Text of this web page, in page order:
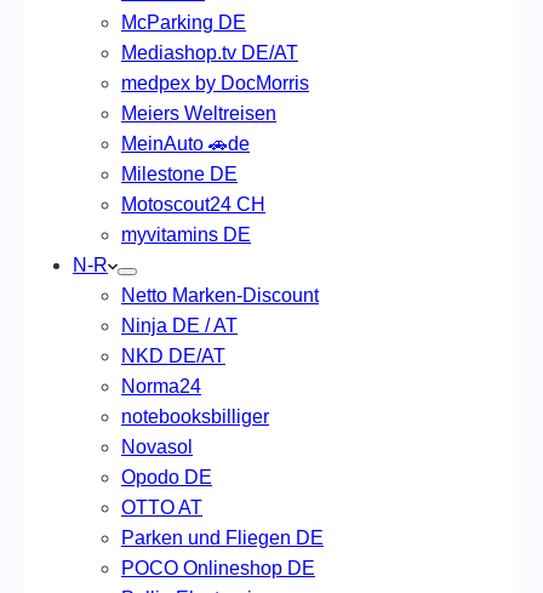
McParking DE
Mediashop.tv DE/AT
medpex by DocMorris
Meiers Weltreisen
MeinAuto 🚗de
Milestone DE
Motoscout24 CH
myvitamins DE
N-R
Netto Marken-Discount
Ninja DE / AT
NKD DE/AT
Norma24
notebooksbilliger
Novasol
Opodo DE
OTTO AT
Parken und Fliegen DE
POCO Onlineshop DE